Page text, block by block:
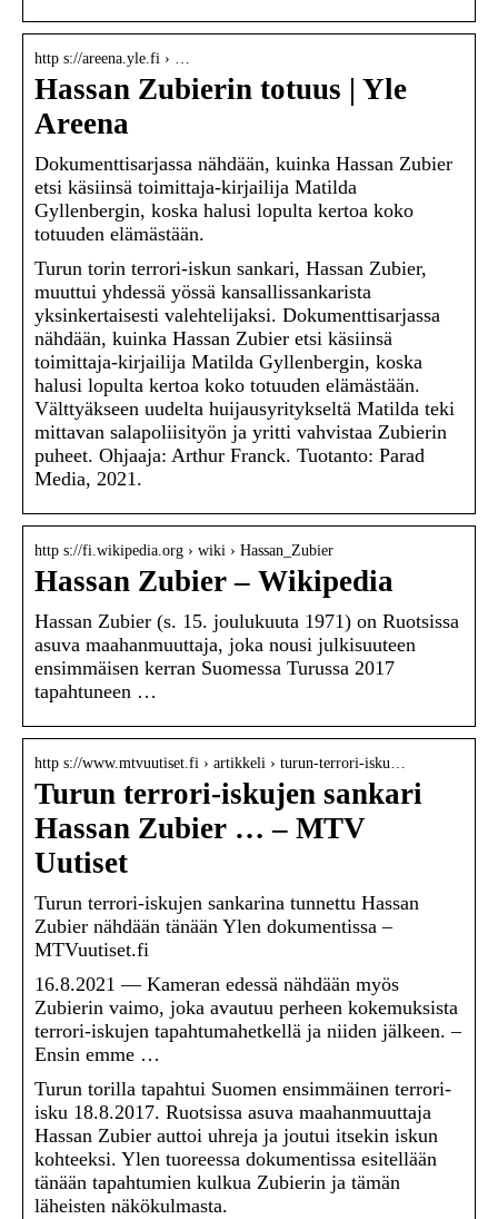
http s://areena.yle.fi › …
Hassan Zubierin totuus | Yle
Areena
Dokumenttisarjassa nähdään, kuinka Hassan Zubier
etsi käsiinsä toimittaja-kirjailija Matilda
Gyllenbergin, koska halusi lopulta kertoa koko
totuuden elämästään.
Turun torin terrori-iskun sankari, Hassan Zubier,
muuttui yhdessä yössä kansallissankarista
yksinkertaisesti valehtelijaksi. Dokumenttisarjassa
nähdään, kuinka Hassan Zubier etsi käsiinsä
toimittaja-kirjailija Matilda Gyllenbergin, koska
halusi lopulta kertoa koko totuuden elämästään.
Välttyäkseen uudelta huijausyritykseltä Matilda teki
mittavan salapoliisityön ja yritti vahvistaa Zubierin
puheet. Ohjaaja: Arthur Franck. Tuotanto: Parad
Media, 2021.
http s://fi.wikipedia.org › wiki › Hassan_Zubier
Hassan Zubier – Wikipedia
Hassan Zubier (s. 15. joulukuuta 1971) on Ruotsissa
asuva maahanmuuttaja, joka nousi julkisuuteen
ensimmäisen kerran Suomessa Turussa 2017
tapahtuneen …
http s://www.mtvuutiset.fi › artikkeli › turun-terrori-isku…
Turun terrori-iskujen sankari
Hassan Zubier … – MTV
Uutiset
Turun terrori-iskujen sankarina tunnettu Hassan
Zubier nähdään tänään Ylen dokumentissa –
MTVuutiset.fi
16.8.2021 — Kameran edessä nähdään myös
Zubierin vaimo, joka avautuu perheen kokemuksista
terrori-iskujen tapahtumahetkellä ja niiden jälkeen. –
Ensin emme …
Turun torilla tapahtui Suomen ensimmäinen terrori-
isku 18.8.2017. Ruotsissa asuva maahanmuuttaja
Hassan Zubier auttoi uhreja ja joutui itsekin iskun
kohteeksi. Ylen tuoreessa dokumentissa esitellään
tänään tapahtumien kulkua Zubierin ja tämän
läheisten näkökulmasta.